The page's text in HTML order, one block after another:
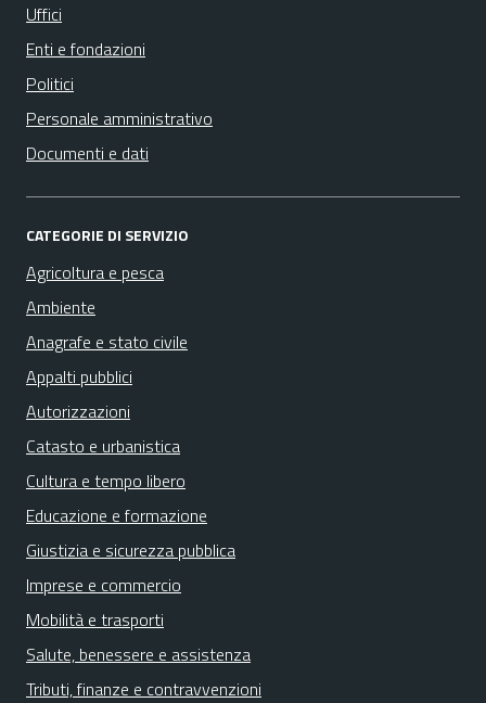
Uffici
Enti e fondazioni
Politici
Personale amministrativo
Documenti e dati
CATEGORIE DI SERVIZIO
Agricoltura e pesca
Ambiente
Anagrafe e stato civile
Appalti pubblici
Autorizzazioni
Catasto e urbanistica
Cultura e tempo libero
Educazione e formazione
Giustizia e sicurezza pubblica
Imprese e commercio
Mobilità e trasporti
Salute, benessere e assistenza
Tributi, finanze e contravvenzioni